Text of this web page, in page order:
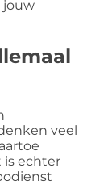
jouw
veel
is echter